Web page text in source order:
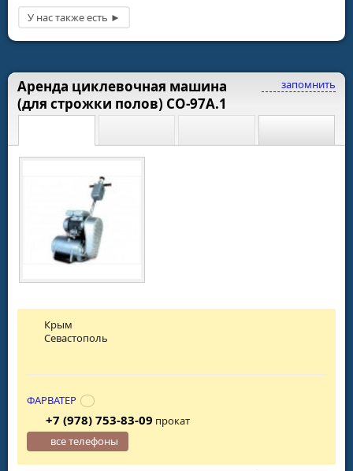
запомнить
Аренда циклевочная машина
(для строжки полов) СО-97А.1
Крым
Севастополь
ФАРВАТЕР
+7 (978) 753-83-09 прокат
все телефоны